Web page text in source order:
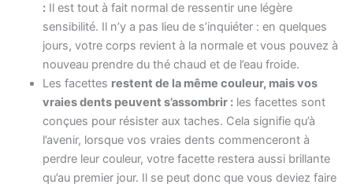
:Il est tout à fait normal de ressentir une légère
sensibilité. Il n’y a pas lieu de s’inquiéter : en quelques
jours, votre corps revient à la normale et vous pouvez à
nouveau prendre du thé chaud et de l’eau froide.
Les facettes restent de la même couleur, mais vos
vraies dents peuvent s’assombrir :les facettes sont
conçues pour résister aux taches. Cela signifie qu’à
l’avenir, lorsque vos vraies dents commenceront à
perdre leur couleur, votre facette restera aussi brillante
qu’au premier jour. Il se peut donc que vous deviez faire